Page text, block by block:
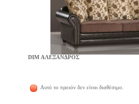
DIM ΑΛΕΞΑΝΔΡΟΣ
Αυτό το προιόν δεν είναι διαθέσιμο.